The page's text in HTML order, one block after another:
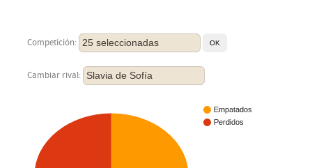
Competición: 25 seleccionadas
Cambiar rival: Slavia de Sofía
Empatados
Perdidos